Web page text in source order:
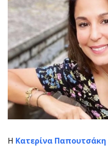
Η Κατερίνα Παπουτσάκη